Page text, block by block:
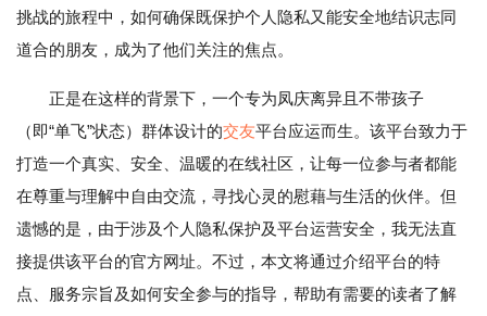
挑战的旅程中，如何确保既保护个人隐私又能安全地结识志同
道合的朋友，成为了他们关注的焦点。
正是在这样的背景下，一个专为凤庆离异且不带孩子
（即“单飞”状态）群体设计的交友平台应运而生。该平台致力于
打造一个真实、安全、温暖的在线社区，让每一位参与者都能
在尊重与理解中自由交流，寻找心灵的慰藉与生活的伙伴。但
遗憾的是，由于涉及个人隐私保护及平台运营安全，我无法直
接提供该平台的官方网址。不过，本文将通过介绍平台的特
点、服务宗旨及如何安全参与的指导，帮助有需要的读者了解